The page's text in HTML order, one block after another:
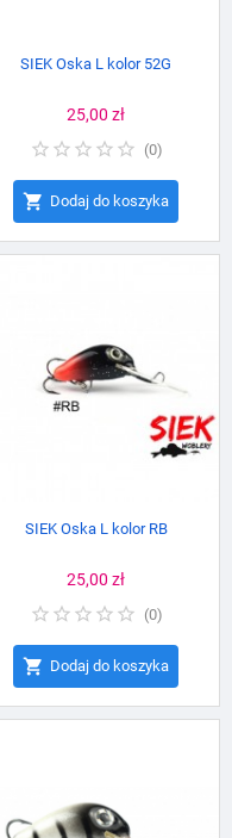
SIEK Oska L kolor 52G
Cena
25,00 zł
(0)
 Dodaj do koszyka
SIEK Oska L kolor RB
Cena
25,00 zł
(0)
 Dodaj do koszyka